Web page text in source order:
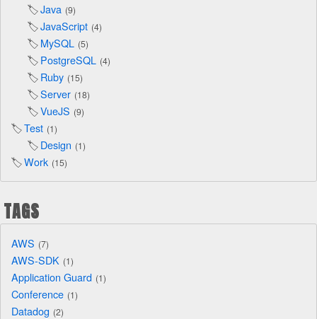
Java 9
JavaScript 4
MySQL 5
PostgreSQL 4
Ruby 15
Server 18
VueJS 9
Test 1
Design 1
Work 15
TAGS
AWS 7
AWS-SDK 1
Application Guard 1
Conference 1
Datadog 2